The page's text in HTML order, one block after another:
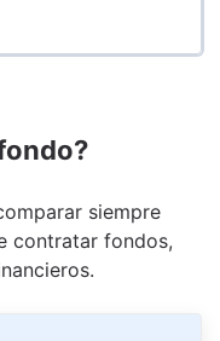
siempre
contratar fondos,